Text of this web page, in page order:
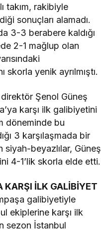
takım, rakibiyle
sonuçları alamadı.
3-3 berabere kaldığı
2-1 mağlup olan
skorla yenik ayrılmıştı.
Şenol Güneş
karşı ilk galibiyetini
döneminde bu
3 karşılaşmada bir
beyazlılar, Güneş
4-1’lik skorla elde etti.
KARŞI İLK GALİBİYET
galibiyetiyle
ekiplerine karşı ilk
sezon İstanbul